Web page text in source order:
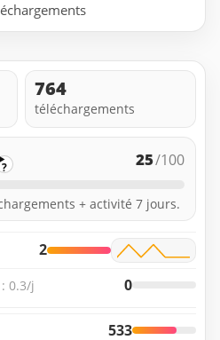
764
téléchargements
? 25/100
+ activité 7 jours.
2
0.3/j 0
533